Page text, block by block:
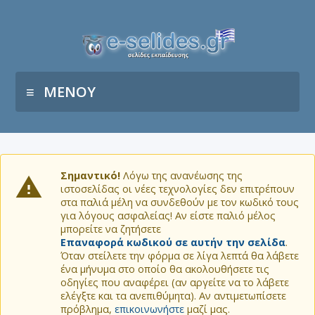
ΜΕΝΟΥ
Σημαντικό! Λόγω της ανανέωσης της
ιστοσελίδας οι νέες τεχνολογίες δεν επιτρέπουν
στα παλιά μέλη να συνδεθούν με τον κωδικό τους
για λόγους ασφαλείας! Αν είστε παλιό μέλος
μπορείτε να ζητήσετε
Επαναφορά κωδικού σε αυτήν την σελίδα.
Όταν στείλετε την φόρμα σε λίγα λεπτά θα λάβετε
ένα μήνυμα στο οποίο θα ακολουθήσετε τις
οδηγίες που αναφέρει (αν αργείτε να το λάβετε
ελέγξτε και τα ανεπιθύμητα). Αν αντιμετωπίσετε
πρόβλημα, επικοινωνήστε μαζί μας.